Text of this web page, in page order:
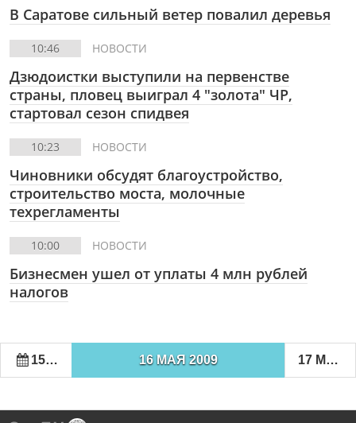
В Саратове сильный ветер повалил деревья
10:46 НОВОСТИ
Дзюдоистки выступили на первенстве
страны, пловец выиграл 4 "золота" ЧР,
стартовал сезон спидвея
10:23 НОВОСТИ
Чиновники обсудят благоустройство,
строительство моста, молочные
техрегламенты
10:00 НОВОСТИ
Бизнесмен ушел от уплаты 4 млн рублей
налогов
15 МАЯ 2009 16 МАЯ 2009 17 МАЯ 2009